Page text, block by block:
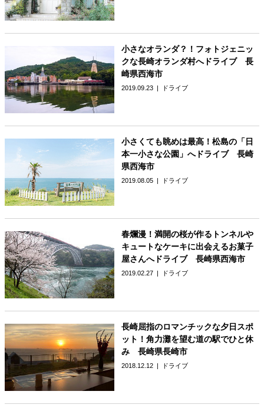
小さなオランダ？！フォトジェニッ
クな長崎オランダ村へドライブ 長
崎県西海市
2019.09.23 ドライブ
小さくても眺めは最高！松島の「日
本一小さな公園」へドライブ 長崎
県西海市
2019.08.05 ドライブ
春爛漫！満開の桜が作るトンネルや
キュートなケーキに出会えるお菓子
屋さんへドライブ 長崎県西海市
2019.02.27 ドライブ
長崎屈指のロマンチックな夕日スポ
ット！角力灘を望む道の駅でひと休
み 長崎県長崎市
2018.12.12 ドライブ